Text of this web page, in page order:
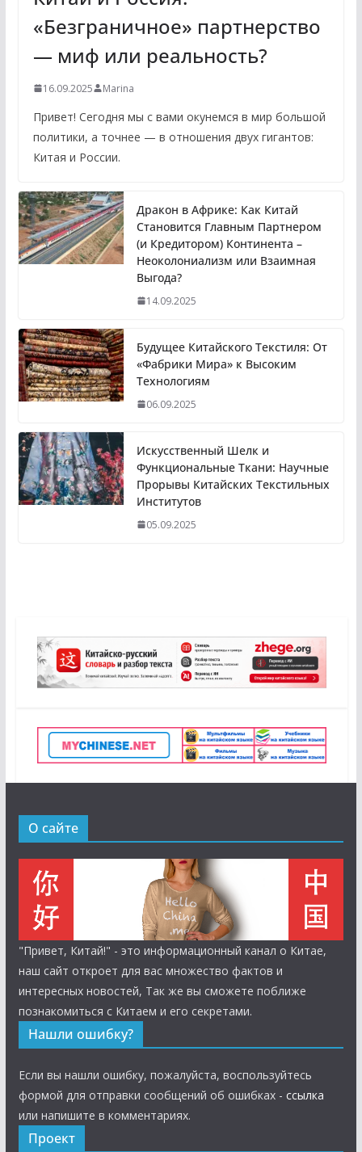
«Безграничное» партнерство
— миф или реальность?
16.09.2025 Marina
Привет! Сегодня мы с вами окунемся в мир большой
политики, а точнее — в отношения двух гигантов:
Китая и России.
Дракон в Африке: Как Китай
Становится Главным Партнером
(и Кредитором) Континента –
Неоколониализм или Взаимная
Выгода?
14.09.2025
Будущее Китайского Текстиля: От
«Фабрики Мира» к Высоким
Технологиям
06.09.2025
Искусственный Шелк и
Функциональные Ткани: Научные
Прорывы Китайских Текстильных
Институтов
05.09.2025
О сайте
"Привет, Китай!" - это информационный канал о Китае,
наш сайт откроет для вас множество фактов и
интересных новостей, Так же вы сможете поближе
познакомиться с Китаем и его секретами.
Нашли ошибку?
Если вы нашли ошибку, пожалуйста, воспользуйтесь
формой для отправки сообщений об ошибках - ссылка
или напишите в комментариях.
Проект